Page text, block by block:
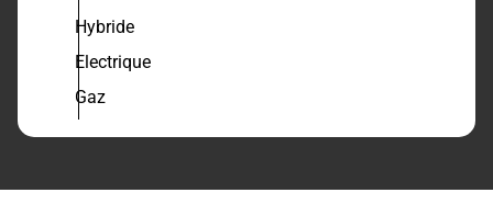
Hybride
Electrique
Gaz